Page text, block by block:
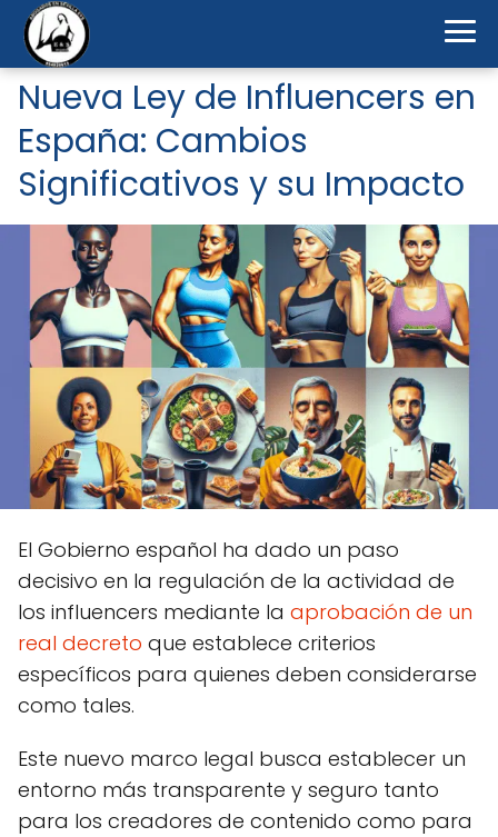
Nueva Ley de Influencers en
España: Cambios
Significativos y su Impacto
El Gobierno español ha dado un paso
decisivo en la regulación de la actividad de
los influencers mediante la aprobación de un
real decreto que establece criterios
específicos para quienes deben considerarse
como tales.
Este nuevo marco legal busca establecer un
entorno más transparente y seguro tanto
para los creadores de contenido como para